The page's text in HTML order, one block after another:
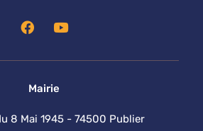
F
a
e
o
k
Y
o
t
Mairie
8 Mai 1945 - 74500 Publier